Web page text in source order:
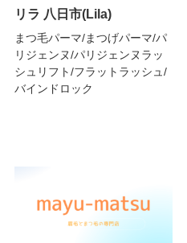
リラ 八日市(Lila)
まつ毛パーマ/まつげパーマ/パ
リジェンヌ/パリジェンヌラッ
シュリフト/フラットラッシュ/
バインドロック